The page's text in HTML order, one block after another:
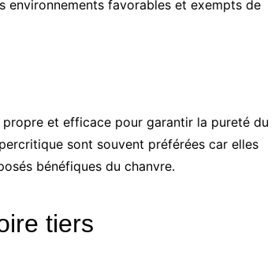
environnements favorables et exempts de
et efficace pour garantir la pureté du
sont souvent préférées car elles
bénéfiques du chanvre.
tiers